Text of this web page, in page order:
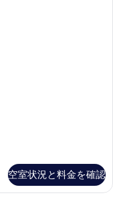
空室状況と料金を確認